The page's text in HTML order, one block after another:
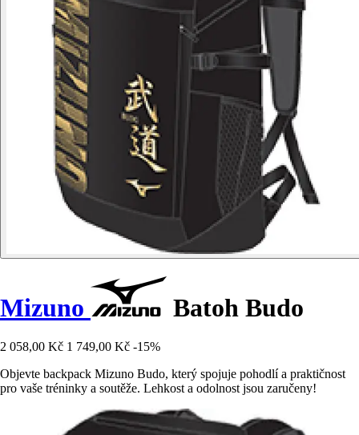
Mizuno Batoh Budo
2 058,00 Kč 1 749,00 Kč -15%
Objevte backpack Mizuno Budo, který spojuje pohodlí a praktičnost
pro vaše tréninky a soutěže. Lehkost a odolnost jsou zaručeny!